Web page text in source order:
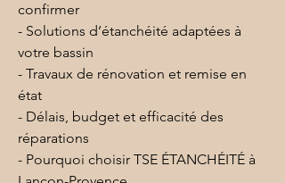
confirmer
- Solutions d’étanchéité adaptées à
votre bassin
- Travaux de rénovation et remise en
état
- Délais, budget et efficacité des
réparations
- Pourquoi choisir TSE ÉTANCHÉITÉ à